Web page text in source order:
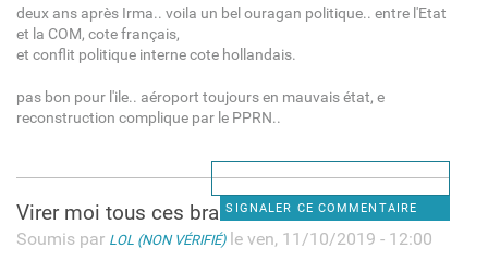
deux ans après Irma.. voila un bel ouragan politique.. entre l'Etat
et la COM, cote français,
et conflit politique interne cote hollandais.
pas bon pour l'ile.. aéroport toujours en mauvais état, e
reconstruction complique par le PPRN..
SIGNALER CE COMMENTAIRE
Virer moi tous ces branleurs
Soumis par LOL (NON VÉRIFIÉ)le ven, 11/10/2019 - 12:00